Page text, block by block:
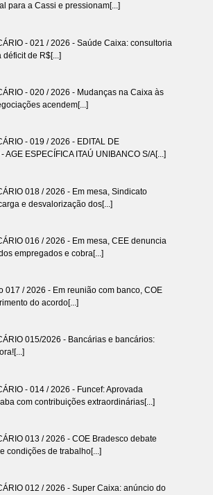
para a Cassi e pressionam[...]
- 021 / 2026 - Saúde Caixa: consultoria
de R$[...]
- 020 / 2026 - Mudanças na Caixa às
acendem[...]
- 019 / 2026 - EDITAL DE
AGE ESPECÍFICA ITAÚ UNIBANCO S/A[...]
018 / 2026 - Em mesa, Sindicato
e desvalorização dos[...]
016 / 2026 - Em mesa, CEE denuncia
empregados e cobra[...]
017 / 2026 - Em reunião com banco, COE
do acordo[...]
015/2026 - Bancárias e bancários:
- 014 / 2026 - Funcef: Aprovada
com contribuições extraordinárias[...]
013 / 2026 - COE Bradesco debate
condições de trabalho[...]
012 / 2026 - Super Caixa: anúncio do